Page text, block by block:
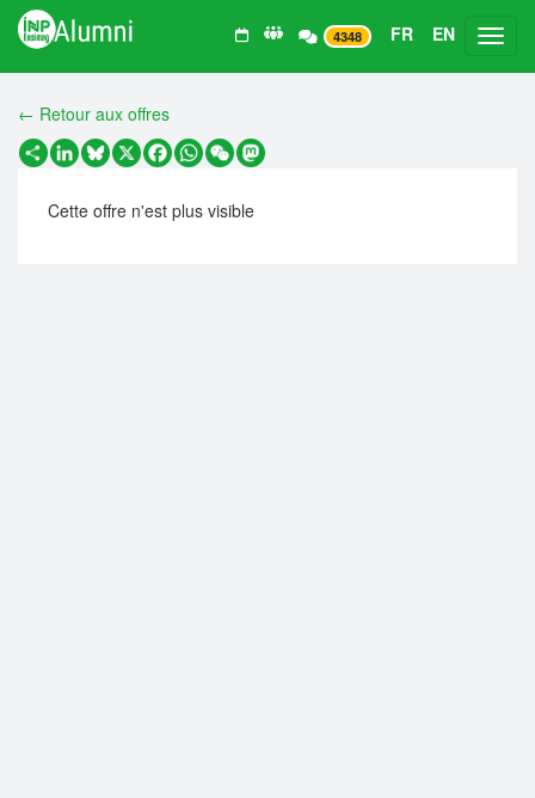
4348 FR EN
← Retour aux offres
PartagerLinkedIn
Bluesky
X Facebook
WhatsApp
WeChatMastodon
Cette offre n'est plus visible